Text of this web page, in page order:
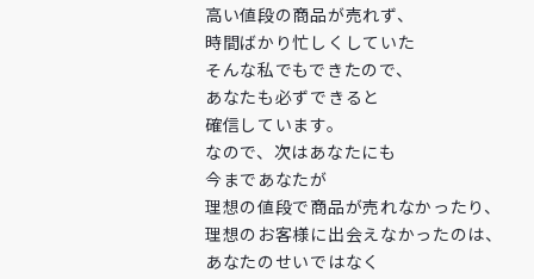
高い値段の商品が売れず、
時間ばかり忙しくしていた
そんな私でもできたので、
あなたも必ずできると
確信しています。
なので、次はあなたにも
今まであなたが
理想の値段で商品が売れなかったり、
理想のお客様に出会えなかったのは、
あなたのせいではなく